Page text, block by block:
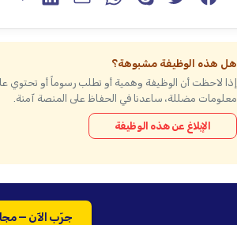
هل هذه الوظيفة مشبوهة؟
إذا لاحظت أن الوظيفة وهمية أو تطلب رسوماً أو تحتوي
معلومات مضللة، ساعدنا في الحفاظ على المنصة آمنة.
الإبلاغ عن هذه الوظيفة
جرّب الآن —